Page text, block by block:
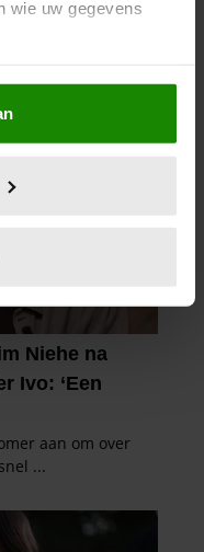
wie uw gegevens
uw geografische
kan zijn
(fingerprinting)
advertenties te
media te bieden
Ook delen we
site met onze
en analyse. Deze
of die ze hebben
van hun services. U